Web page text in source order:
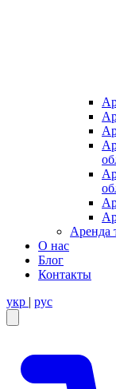
Аренда
О нас
Блог
Контакты
укр | рус